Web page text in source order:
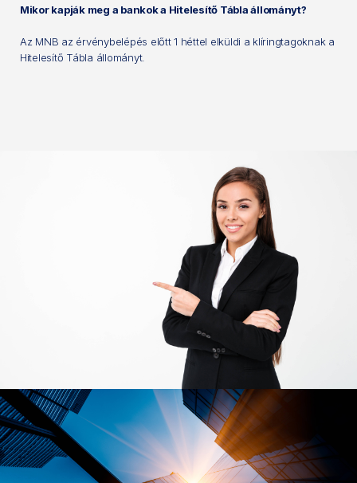
Mikor kapják meg a bankok a Hitelesítő Tábla állományt?
Az MNB az érvénybelépés előtt 1 héttel elküldi a klíringtagoknak a
Hitelesítő Tábla állományt.